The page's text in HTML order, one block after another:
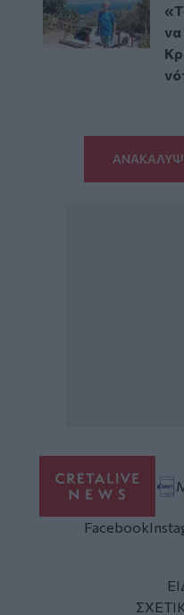
Facebook